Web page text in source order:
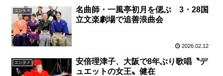
エンタメ
名曲師・一風亭初月を偲ぶ 3・28国
立文楽劇場で追善浪曲会
2026.02.12
エンタメ
安倍理津子、大阪で8年ぶり歌唱〝デ
ュエットの女王〟健在